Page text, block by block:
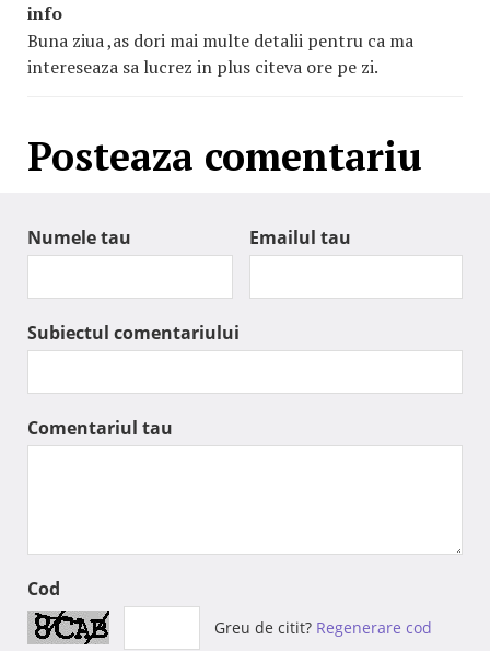
info
Buna ziua ,as dori mai multe detalii pentru ca ma
intereseaza sa lucrez in plus citeva ore pe zi.
Posteaza comentariu
Numele tau Emailul tau
Subiectul comentariului
Comentariul tau
Cod
Greu de citit? Regenerare cod